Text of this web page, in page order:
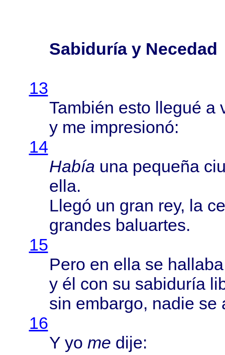
Sabiduría y Necedad
13
También esto llegué a
y me impresionó:
14
Había una pequeña
ella.
Llegó un gran rey, la
grandes baluartes.
15
Pero en ellase hallaba
y él con su sabiduría
sin embargo, nadie se
16
Y yo me dije: